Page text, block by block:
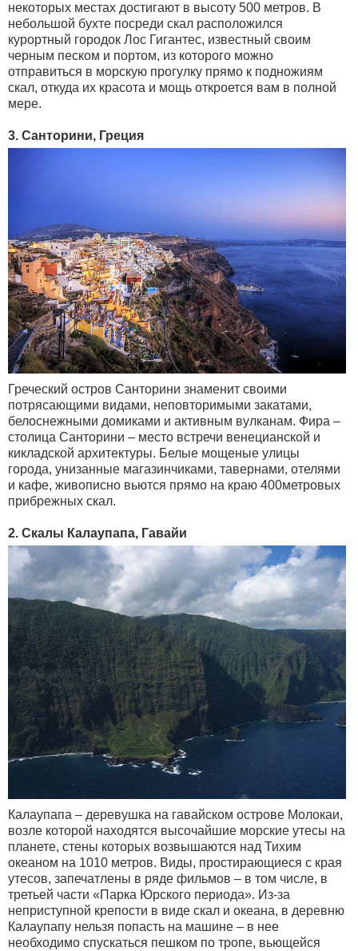
некоторых местах достигают в высоту 500 метров. В
небольшой бухте посреди скал расположился
курортный городок Лос Гигантес, известный своим
черным песком и портом, из которого можно
отправиться в морскую прогулку прямо к подножиям
скал, откуда их красота и мощь откроется вам в полной
мере.
3. Санторини, Греция
Греческий остров Санторини знаменит своими
потрясающими видами, неповторимыми закатами,
белоснежными домиками и активным вулканам. Фира –
столица Санторини – место встречи венецианской и
кикладской архитектуры. Белые мощеные улицы
города, унизанные магазинчиками, тавернами, отелями
и кафе, живописно вьются прямо на краю 400метровых
прибрежных скал.
2. Скалы Калаупапа, Гавайи
Калаупапа – деревушка на гавайском острове Молокаи,
возле которой находятся высочайшие морские утесы на
планете, стены которых возвышаются над Тихим
океаном на 1010 метров. Виды, простирающиеся с края
утесов, запечатлены в ряде фильмов – в том числе, в
третьей части «Парка Юрского периода». Из-за
неприступной крепости в виде скал и океана, в деревню
Калаупапу нельзя попасть на машине – в нее
необходимо спускаться пешком по тропе, вьющейся